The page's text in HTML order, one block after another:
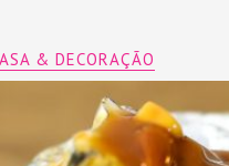
& DECORAÇÃO